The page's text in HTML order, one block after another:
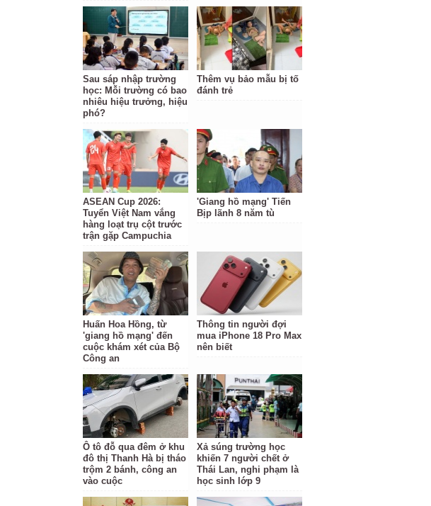
Sau sáp nhập trường
học: Mỗi trường có bao
nhiêu hiệu trưởng, hiệu
phó?
Thêm vụ bảo mẫu bị tố
đánh trẻ
ASEAN Cup 2026:
Tuyển Việt Nam vắng
hàng loạt trụ cột trước
trận gặp Campuchia
'Giang hồ mạng' Tiến
Bịp lãnh 8 năm tù
Huấn Hoa Hồng, từ
'giang hồ mạng' đến
cuộc khám xét của Bộ
Công an
Thông tin người đợi
mua iPhone 18 Pro Max
nên biết
Ô tô đỗ qua đêm ở khu
đô thị Thanh Hà bị tháo
trộm 2 bánh, công an
vào cuộc
Xả súng trường học
khiến 7 người chết ở
Thái Lan, nghi phạm là
học sinh lớp 9